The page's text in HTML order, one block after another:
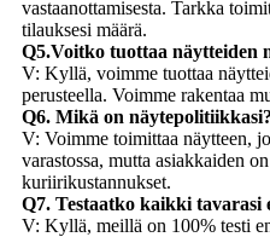
vastaanottamisesta. Tarkka
tilauksesi määrä.
Q5.Voitko tuottaa näytteiden
V: Kyllä, voimme tuottaa
perusteella. Voimme rakentaa
Q6. Mikä on näytepolitiikkasi?
V: Voimme toimittaa näytteen,
varastossa, mutta asiakkaiden
kuriirikustannukset.
Q7. Testaatko kaikki tavarasi
V: Kyllä, meillä on 100% testi